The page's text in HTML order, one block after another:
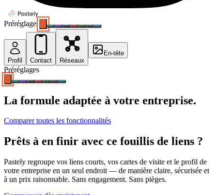
Préréglages
Profil Contact Réseaux
En-tête
Préréglages
La formule adaptée à votre entreprise.
Comparer toutes les fonctionnalités
Prêts à en finir avec ce fouillis de liens ?
Pastely regroupe vos liens courts, vos cartes de visite et le profil de
votre entreprise en un seul endroit — de manière claire, sécurisée et
à un prix raisonnable. Sans engagement. Sans pièges.